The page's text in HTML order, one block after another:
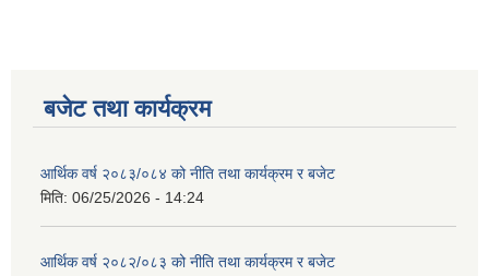
बजेट तथा कार्यक्रम
आर्थिक वर्ष २०८३/०८४ को नीति तथा कार्यक्रम र बजेट
मिति: 06/25/2026 - 14:24
आर्थिक वर्ष २०८२/०८३ को नीति तथा कार्यक्रम र बजेट